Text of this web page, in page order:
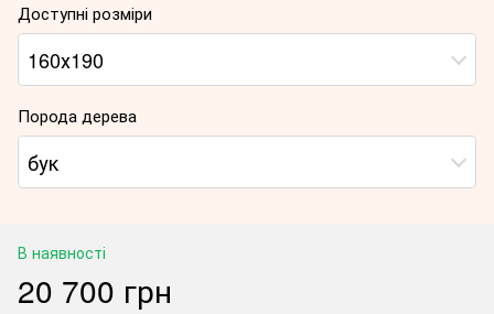
Доступні розміри
160х190
Порода дерева
бук
В наявності
20 700 грн